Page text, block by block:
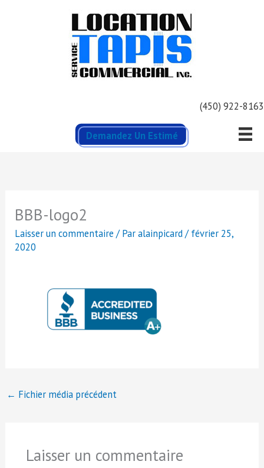
(450) 922-8163
Demandez Un Estimé
BBB-logo2
Laisser un commentaire / Paralainpicard/février 25,
2020
← Fichier média précédent
Laisser un commentaire